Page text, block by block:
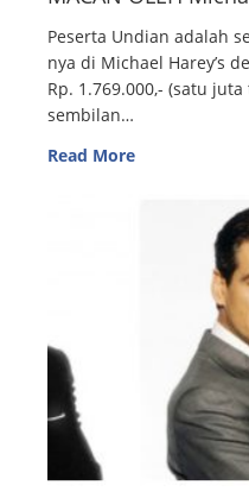
Peserta Undian adalah
nya di Michael Harey’s
Rp. 1.769.000,- (satu
sembilan…
Read More